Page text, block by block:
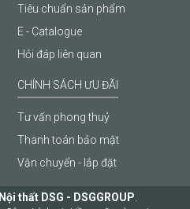
Tiêu chuẩn sản phẩm
E - Catalogue
Hỏi đáp liên quan
CHÍNH SÁCH ƯU ĐÃI
Tư vấn phong thuỷ
Thanh toán bảo mật
Vận chuyển - lắp đặt
Nội thất DSG - DSGGROUP.